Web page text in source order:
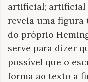
artificial; artificial
revela uma figura
do próprio
serve para dizer
possível que o
forma ao texto a